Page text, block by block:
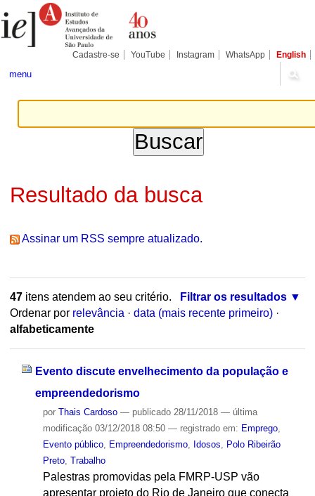
para
conteúdo.
Pessoais
Cadastre-se YouTube Instagram WhatsApp English
menu
Resultado da busca
Assinar um RSS sempre atualizado.
47itens atendem ao seu critério.
Filtrar os resultados
Ordenar por relevância · data (mais recente primeiro) ·
alfabeticamente
Evento discute envelhecimento da população e
empreendedorismo
por Thais Cardoso — publicado28/11/2018 — última
modificação03/12/2018 08:50 — registrado em: Emprego,
Evento público, Empreendedorismo, Idosos
Polo Ribeirão
Preto, Trabalho
Palestras promovidas pela FMRP-USP vão
apresentar projeto do Rio de Janeiro que conecta